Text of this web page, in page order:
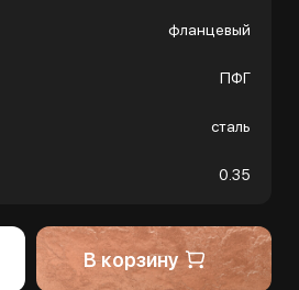
фланцевый
ПФГ
сталь
0.35
В корзину